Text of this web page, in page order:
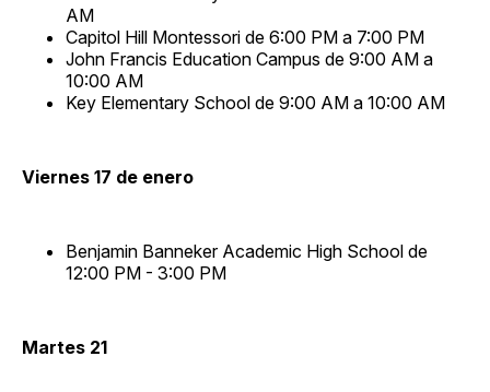
AM
Capitol Hill Montessori de 6:00 PM a 7:00 PM
John Francis Education Campus de 9:00 AM a
10:00 AM
Key Elementary School de 9:00 AM a 10:00 AM
Viernes 17 de enero
Benjamin Banneker Academic High School de
12:00 PM - 3:00 PM
Martes 21